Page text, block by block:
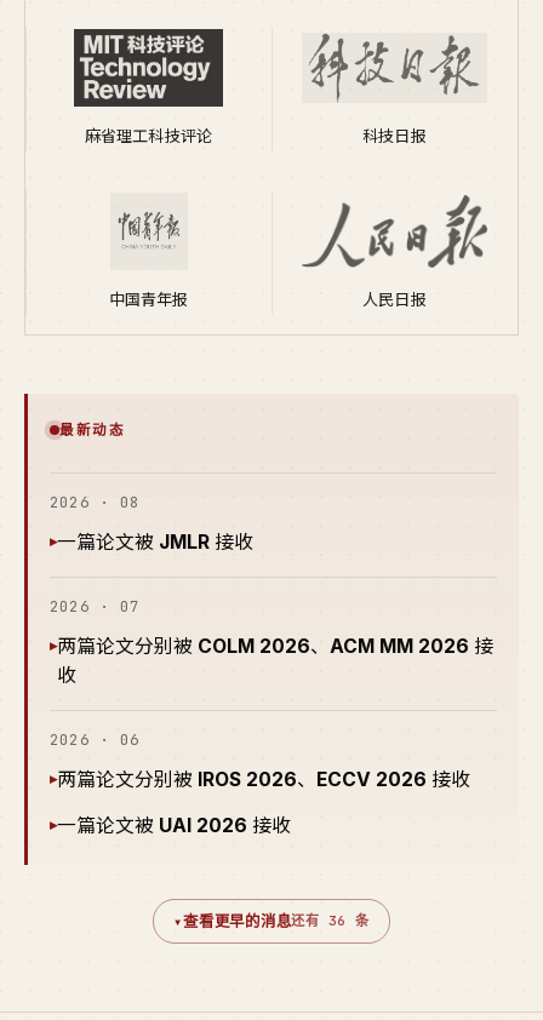
麻省理工科技评论 科技日报
中国青年报 人民日报
最新动态
2026 · 08
▸一篇论文被 JMLR 接收
2026 · 07
▸两篇论文分别被 COLM 2026、 ACM MM 2026 接
收
2026 · 06
▸两篇论文分别被 IROS 2026、 ECCV 2026 接收
▸一篇论文被 UAI 2026 接收
▾查看更早的消息还有 36 条